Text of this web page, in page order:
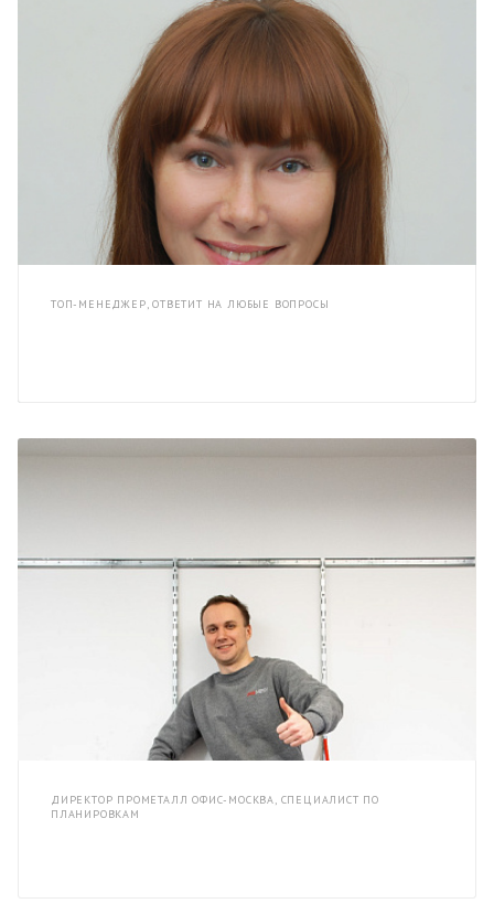
ТОП-МЕНЕДЖЕР, ОТВЕТИТ НА ЛЮБЫЕ ВОПРОСЫ
ДИРЕКТОР ПРОМЕТАЛЛ ОФИС-МОСКВА, СПЕЦИАЛИСТ ПО
ПЛАНИРОВКАМ